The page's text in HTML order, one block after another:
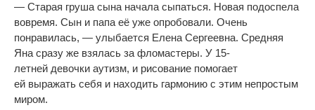
— Старая груша сына начала сыпаться. Новая подоспела
вовремя. Сын и папа её уже опробовали. Очень
понравилась, — улыбается Елена Сергеевна. Средняя
Яна сразу же взялась за фломастеры. У 15-
летней девочки аутизм, и рисование помогает
ей выражать себя и находить гармонию с этим непростым
миром.